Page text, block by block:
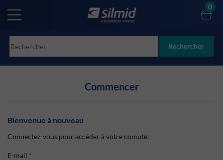
main
Rechercher
0
Commencer
Bienvenue à nouveau
Connectez-vous pour accéder à votre compte.
E-mail *